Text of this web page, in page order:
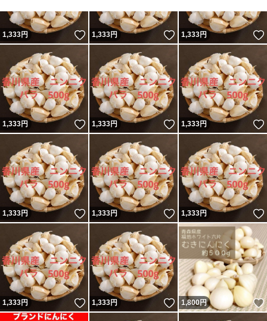
1,333円 いいね！
1,333円 いいね！
1,333円
1,333円 いいね！
1,333円 いいね！
1,333円
1,333円 いいね！
1,333円 いいね！
1,333円
1,333円 いいね！
1,333円 いいね！
1,800円